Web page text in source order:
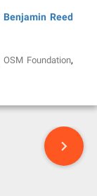
Benjamin Reed
OSM Foundation,